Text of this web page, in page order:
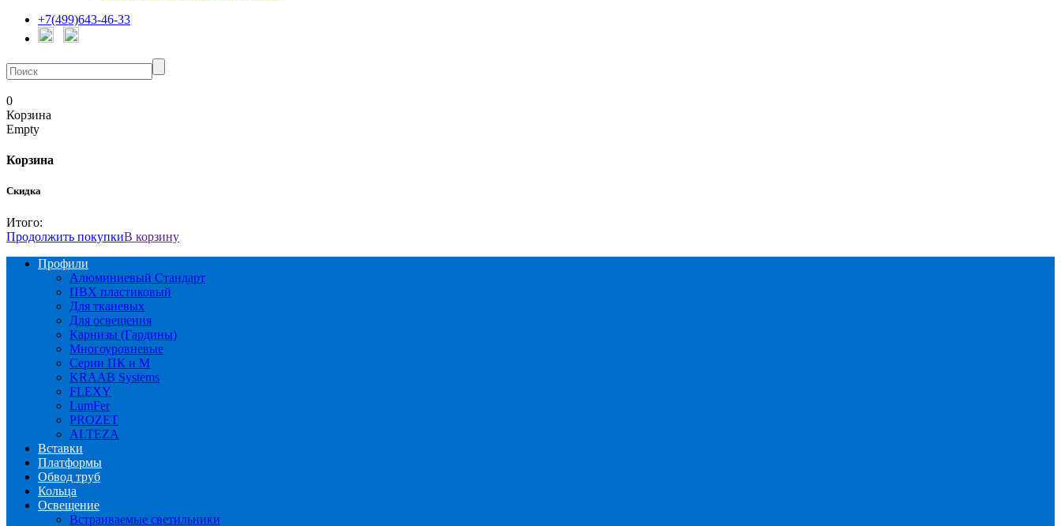
+7(499)643-46-33
0
Корзина
Empty
Корзина
Скидка
Итого:
Продолжить покупкиВ корзину
Профили
Алюминиевый Стандарт
ПВХ пластиковый
Для тканевых
Для освещения
Карнизы (Гардины)
Многоуровневые
Серии ПК и М
KRAAB Systems
FLEXY
LumFer
PROZET
ALTEZA
Вставки
Платформы
Обвод труб
Кольца
Освещение
Встраиваемые светильники